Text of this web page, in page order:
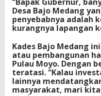
“Bapak Gubernur,
Desa Bajo Medang
penyebabnya adalah
kurangnya lapangan
Kades Bajo Medang
atau pembangunan
Pulau Moyo. Dengan
teratasi. “Kalau
lainnya
masyarakat, mari